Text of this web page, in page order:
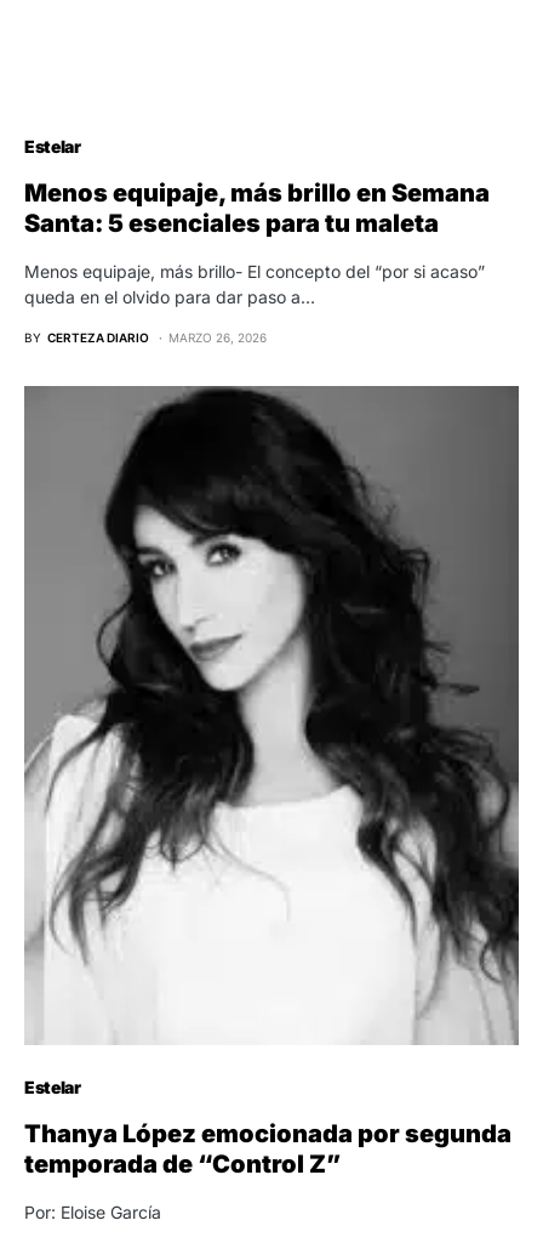
Estelar
Menos equipaje, más brillo en Semana
Santa: 5 esenciales para tu maleta
Menos equipaje, más brillo- El concepto del “por si acaso”
queda en el olvido para dar paso a…
BY CERTEZA DIARIO MARZO 26, 2026
Estelar
Thanya López emocionada por segunda
temporada de “Control Z”
Por: Eloise García